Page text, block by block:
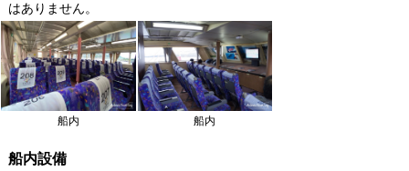
はありません。
船内 船内
船内設備